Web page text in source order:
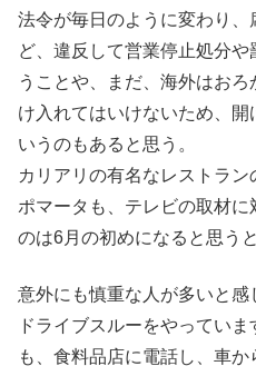
法令が毎日のように変わり
ど、違反して営業停止処分
うことや、まだ、海外はお
け入れてはいけないため、
いうのもあると思う。
カリアリの有名なレストラン
ポマータも、テレビの取材
のは6月の初めになると思う
意外にも慎重な人が多いと感
ドライブスルーをやってい
も、食料品店に電話し、車